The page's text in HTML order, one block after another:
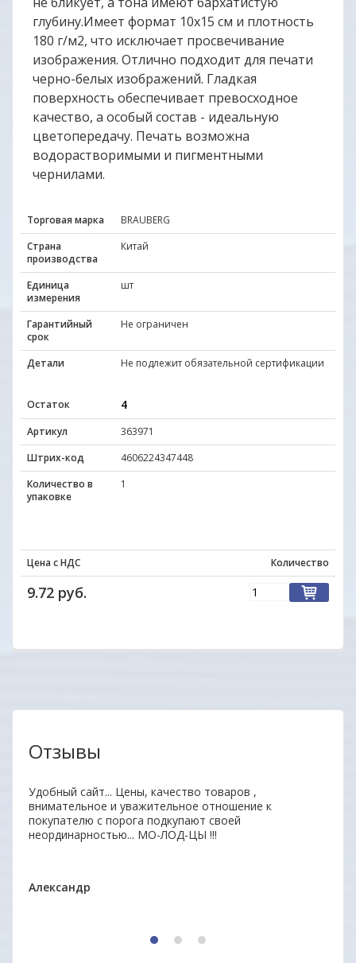
глубину.Имеет формат 10х15 см и плотность
180 г/м2, что исключает просвечивание
изображения. Отлично подходит для печати
черно-белых изображений. Гладкая
поверхность обеспечивает превосходное
качество, а особый состав - идеальную
цветопередачу. Печать возможна
водорастворимыми и пигментными
чернилами.
Торговая марка
BRAUBERG
Страна
производства
Китай
Единица
измерения
шт
Гарантийный
срок
Не ограничен
Детали Не подлежит обязательной сертификации
Остаток 4
Артикул
363971
Штрих-код
4606224347448
Количество в
упаковке
1
Цена с НДС Количество
9.72 руб.
Отзывы
Удобный сайт... Цены, качество товаров ,
внимательное и уважительное отношение к
покупателю с порога подкупают своей
неординарностью... МО-ЛОД-ЦЫ !!!
Александр
1 2 3